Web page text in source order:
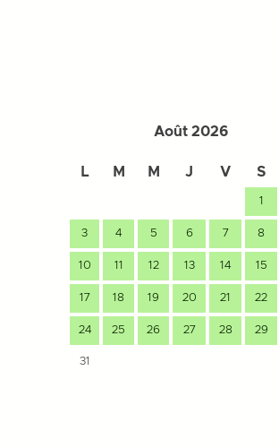
Août 2026
L M M J V S
1
3 4 5 6 7 8
10 11 12 13 14 15
17 18 19 20 21 22
24 25 26 27 28 29
31